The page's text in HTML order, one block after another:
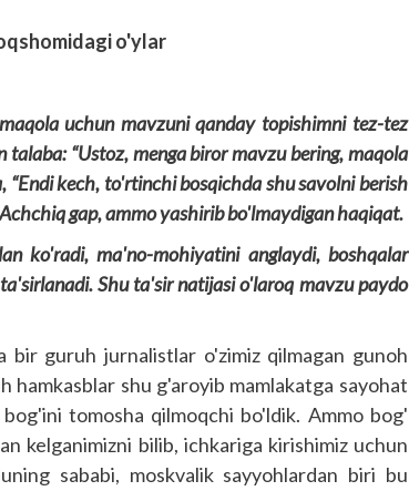
o'ylar
uchun mavzuni qanday topishimni tez-tez
“Ustoz, menga biror mavzu bering, maqola
kech, to'rtinchi bosqichda shu savolni berish
gap, ammo yashirib bo'lmaydigan haqiqat.
ko'radi, ma'no-mohiyatini anglaydi, boshqalar
Shu ta'sir natijasi o'laroq mavzu paydo
bir guruh jurnalistlar o'zimiz qilmagan gunoh
hamkasblar shu g'aroyib mamlakatga sayohat
tomosha qilmoqchi bo'ldik. Ammo bog'
kelganimizni bilib, ichkariga kirishimiz uchun
sababi, moskvalik sayyohlardan biri bu